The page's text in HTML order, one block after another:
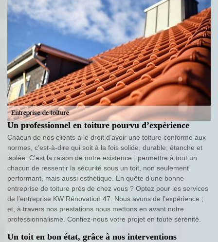
Un professionnel en toiture pourvu d’expérience
Chacun de nos clients a le droit d’avoir une toiture conforme aux
normes, c’est-à-dire qui soit à la fois solide, durable, étanche et
isolée. C’est la raison de notre existence : permettre à tout un
chacun de ressentir la sécurité sous un toit, non seulement
performant, mais aussi esthétique. En quête d’une bonne
entreprise de toiture près de chez vous ? Optez pour les services
de l’entreprise KW Rénovation 47. Nous avons de l’expérience ;
et, à travers nos prestations nous mettons en avant notre
professionnalisme. Confiez-nous votre projet en toute sérénité.
Un toit en bon état, grâce à nos interventions